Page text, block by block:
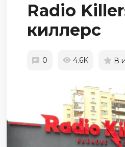
Radio
киллерс
0 4.6K В